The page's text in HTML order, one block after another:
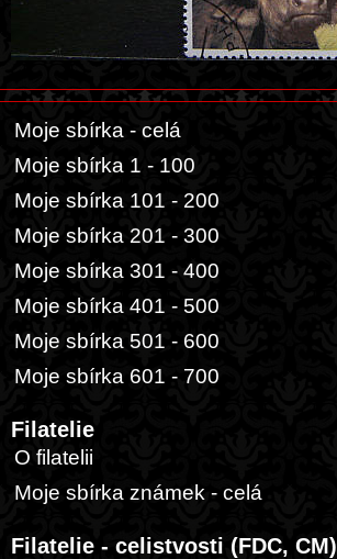
Moje sbírka - celá
Moje sbírka 1 - 100
Moje sbírka 101 - 200
Moje sbírka 201 - 300
Moje sbírka 301 - 400
Moje sbírka 401 - 500
Moje sbírka 501 - 600
Moje sbírka 601 - 700
Filatelie
O filatelii
Moje sbírka známek - celá
Filatelie - celistvosti (FDC, CM)